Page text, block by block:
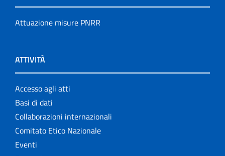
Attuazione misure PNRR
ATTIVITÀ
Accesso agli atti
Basi di dati
Collaborazioni internazionali
Comitato Etico Nazionale
Eventi